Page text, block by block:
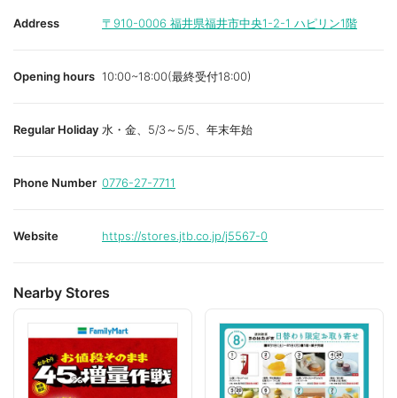
Address 〒910-0006 福井県福井市中央1-2-1 ハピリン1階
Opening hours 10:00~18:00(最終受付18:00)
Regular Holiday 水・金、5/3～5/5、年末年始
Phone Number 0776-27-7711
Website https://stores.jtb.co.jp/j5567-0
Nearby Stores